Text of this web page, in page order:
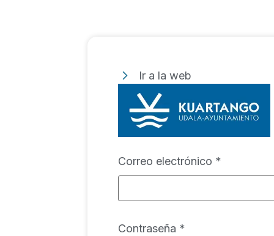
Ir a la web
Correo electrónico *
Contraseña *